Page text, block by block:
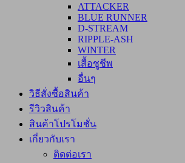
ATTACKER
BLUE RUNNER
D-STREAM
RIPPLE-ASH
WINTER
เสื้อชูชีพ
อื่นๆ
วิธีสั่งซื้อสินค้า
รีวิวสินค้า
สินค้าโปรโมชั่น
เกี่ยวกับเรา
ติดต่อเรา